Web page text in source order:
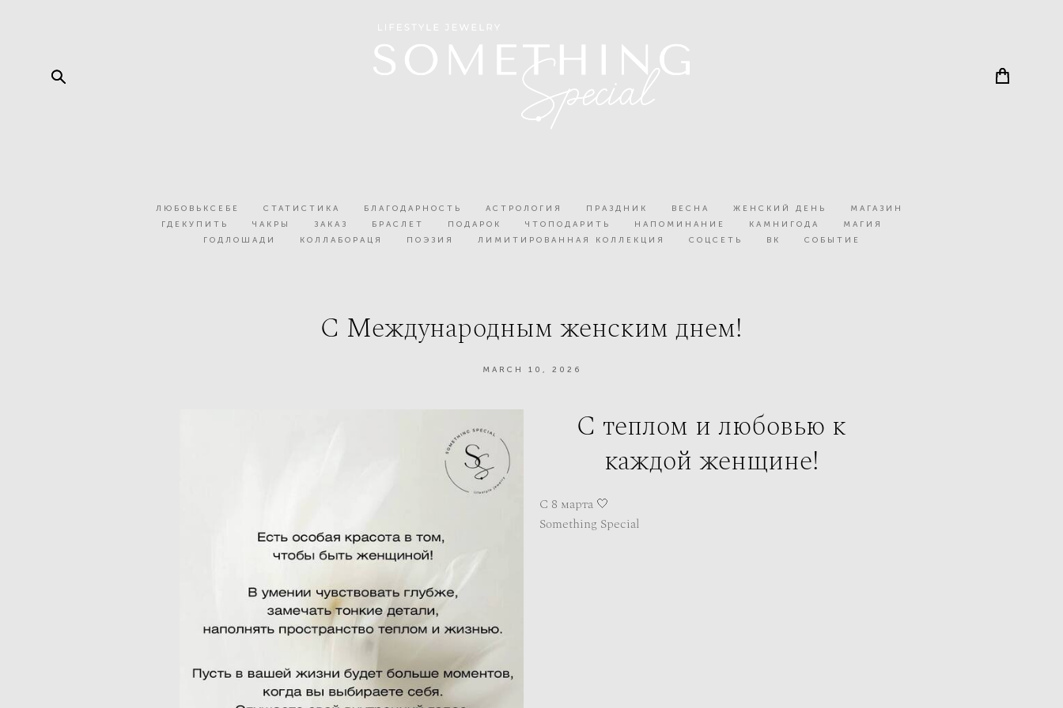
ЛЮБОВЬКСЕБЕ СТАТИСТИКА БЛАГОДАРНОСТЬ АСТРОЛОГИЯ ПРАЗДНИК ВЕСНА ЖЕНСКИЙ ДЕНЬ
МАГАЗИН
ГДЕКУПИТЬ
ЧАКРЫ ЗАКАЗ БРАСЛЕТ ПОДАРОК ЧТОПОДАРИТЬ НАПОМИНАНИЕ КАМНИГОДА
МАГИЯ
ГОДЛОШАДИ
КОЛЛАБОРАЦЯ ПОЭЗИЯ ЛИМИТИРОВАННАЯ КОЛЛЕКЦИЯ СОЦСЕТЬ ВК СОБЫТИЕ
С Международным женским днем!
MARCH 10, 2026
С теплом и любовью к
каждой женщине!
С 8 марта 🤍
Something Special